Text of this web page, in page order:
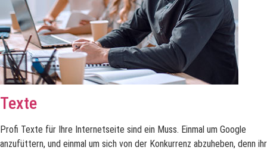
Texte
Profi Texte für Ihre Internetseite sind ein Muss. Einmal um Google
anzufüttern, und einmal um sich von der Konkurrenz abzuheben, denn ihr